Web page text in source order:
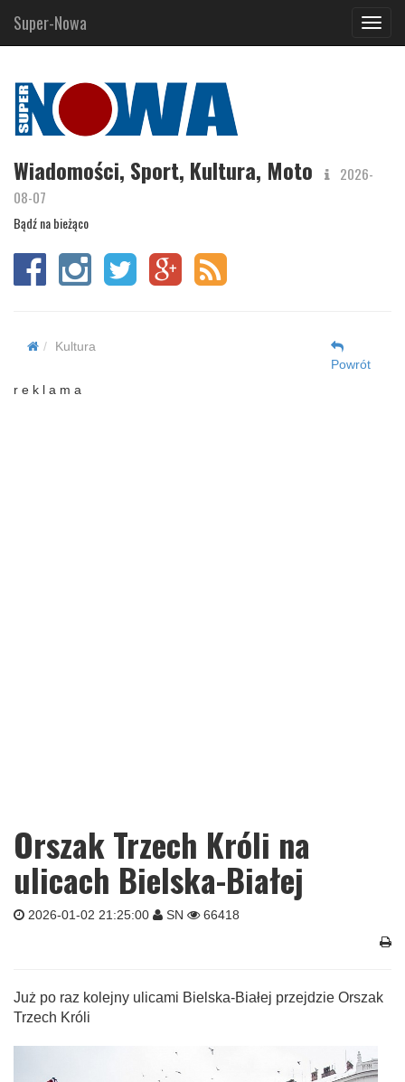
Super-Nowa
Wiadomości, Sport, Kultura, Moto
2026-
08-07
Bądź na bieżąco
Kultura
Powrót
r e k l a m a
Orszak Trzech Króli na
ulicach Bielska-Białej
2026-01-02 21:25:00 SN 66418
Już po raz kolejny ulicami Bielska-Białej przejdzie Orszak
Trzech Króli